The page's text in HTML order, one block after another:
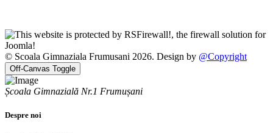
© Scoala Gimnaziala Frumusani 2026. Design by @Copyright
Off-Canvas Toggle
Școala Gimnazială Nr.1 Frumușani
Despre noi